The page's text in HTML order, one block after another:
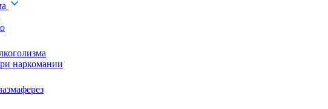
наркомании